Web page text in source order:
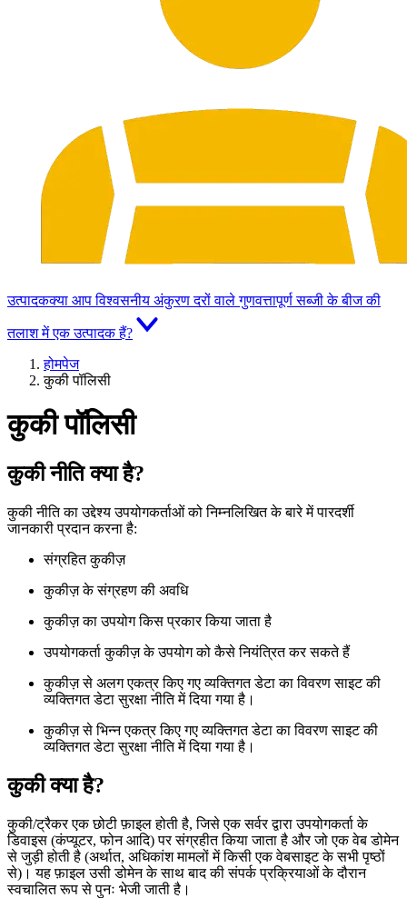
उत्पादकक्या आप विश्वसनीय अंकुरण दरों वाले गुणवत्तापूर्ण सब्जी के बीज की
तलाश में एक उत्पादक हैं?
होमपेज
कुकी पॉलिसी
कुकी पॉलिसी
कुकी नीति क्या है?
कुकी नीति का उद्देश्य उपयोगकर्ताओं को निम्नलिखित के बारे में पारदर्शी
जानकारी प्रदान करना है:
संग्रहित कुकीज़
कुकीज़ के संग्रहण की अवधि
कुकीज़ का उपयोग किस प्रकार किया जाता है
उपयोगकर्ता कुकीज़ के उपयोग को कैसे नियंत्रित कर सकते हैं
कुकीज़ से अलग एकत्र किए गए व्यक्तिगत डेटा का विवरण साइट की
व्यक्तिगत डेटा सुरक्षा नीति में दिया गया है।
कुकीज़ से भिन्न एकत्र किए गए व्यक्तिगत डेटा का विवरण साइट की
व्यक्तिगत डेटा सुरक्षा नीति में दिया गया है।
कुकी क्या है?
कुकी/ट्रैकर एक छोटी फ़ाइल होती है, जिसे एक सर्वर द्वारा उपयोगकर्ता के
डिवाइस (कंप्यूटर, फोन आदि) पर संग्रहीत किया जाता है और जो एक वेब डोमेन
से जुड़ी होती है (अर्थात, अधिकांश मामलों में किसी एक वेबसाइट के सभी पृष्ठों
से)। यह फ़ाइल उसी डोमेन के साथ बाद की संपर्क प्रक्रियाओं के दौरान
स्वचालित रूप से पुनः भेजी जाती है।